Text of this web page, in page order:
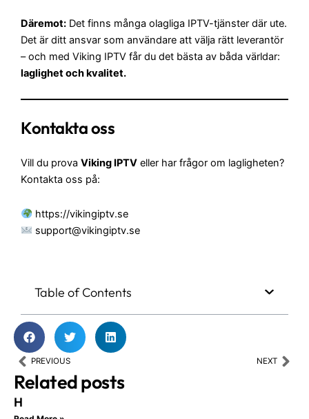
Däremot: Det finns många olagliga IPTV-tjänster där ute.
Det är ditt ansvar som användare att välja rätt leverantör
– och med Viking IPTV får du det bästa av båda världar:
laglighet och kvalitet.
Kontakta oss
Vill du prova Viking IPTV eller har frågor om lagligheten?
Kontakta oss på:
https://vikingiptv.se
support@vikingiptv.se
Table of Contents
Prev
PREVIOUS NEXT
Related posts
H